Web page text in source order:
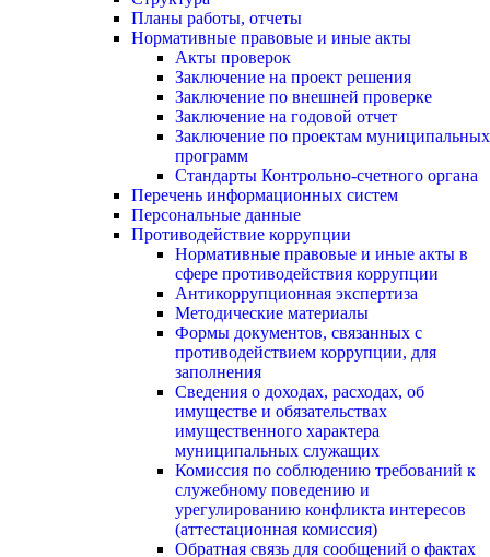
Планы работы, отчеты
Нормативные правовые и иные акты
Акты проверок
Заключение на проект решения
Заключение по внешней проверке
Заключение на годовой отчет
Заключение по проектам муниципальных
программ
Стандарты Контрольно-счетного органа
Перечень информационных систем
Персональные данные
Противодействие коррупции
Нормативные правовые и иные акты в
сфере противодействия коррупции
Антикоррупционная экспертиза
Методические материалы
Формы документов, связанных с
противодействием коррупции, для
заполнения
Сведения о доходах, расходах, об
имуществе и обязательствах
имущественного характера
муниципальных служащих
Комиссия по соблюдению требований к
служебному поведению и
урегулированию конфликта интересов
(аттестационная комиссия)
Обратная связь для сообщений о фактах